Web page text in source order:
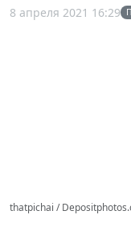
8 апреля 2021 16:29
thatpichai /